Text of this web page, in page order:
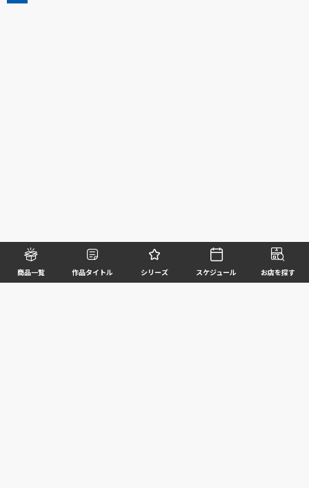
商品一覧 作品タイトル シリーズ スケジュール お店を探す